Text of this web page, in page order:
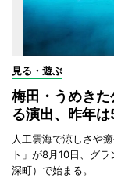
見る・遊ぶ
梅田・うめき
る演出、昨年
人工雲海で涼しさや
ト」が8月10日、グ
深町）で始まる。